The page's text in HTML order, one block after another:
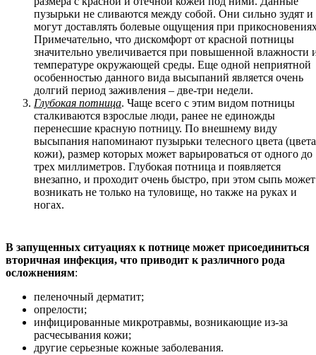
пузырьки не сливаются между собой. Они сильно зудят и
могут доставлять болевые ощущения при
Примечательно, что дискомфорт от красной потницы
значительно увеличивается при повышенной влажности
температуре окружающей среды. Еще одной неприятной
особенностью данного вида высыпаний является очень
долгий период заживления – две-три недели.
Глубокая потница. Чаще всего с этим видом потницы
сталкиваются взрослые люди, ранее не единожды
перенесшие красную потницу. По внешнему виду
высыпания напоминают пузырьки телесного цвета (цвета
кожи), размер которых может варьироваться от одного до
трех миллиметров. Глубокая потница и появляется
внезапно, и проходит очень быстро, при этом сыпь может
возникать не только на туловище, но также на руках и
ногах.
В запущенных ситуациях к потнице может присоединиться
вторичная инфекция, что приводит к различного рода
осложнениям:
пеленочный дерматит;
опрелости;
инфицированные микротравмы, возникающие из-за
расчесывания кожи;
другие серьезные кожные заболевания.